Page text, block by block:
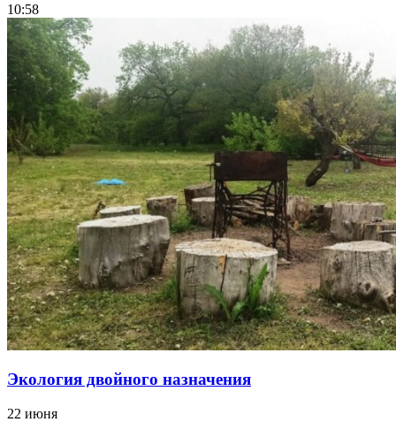
10:58
Экология двойного назначения
22 июня